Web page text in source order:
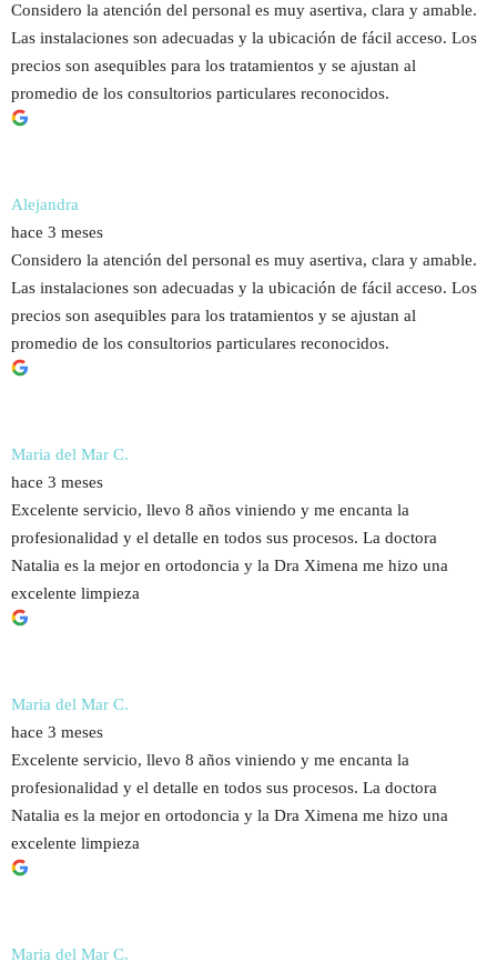
Considero la atención del personal es muy asertiva, clara y amable.
Las instalaciones son adecuadas y la ubicación de fácil acceso. Los
precios son asequibles para los tratamientos y se ajustan al
promedio de los consultorios particulares reconocidos.
Alejandra
hace 3 meses
Considero la atención del personal es muy asertiva, clara y amable.
Las instalaciones son adecuadas y la ubicación de fácil acceso. Los
precios son asequibles para los tratamientos y se ajustan al
promedio de los consultorios particulares reconocidos.
Maria del Mar C.
hace 3 meses
Excelente servicio, llevo 8 años viniendo y me encanta la
profesionalidad y el detalle en todos sus procesos. La doctora
Natalia es la mejor en ortodoncia y la Dra Ximena me hizo una
excelente limpieza
Maria del Mar C.
hace 3 meses
Excelente servicio, llevo 8 años viniendo y me encanta la
profesionalidad y el detalle en todos sus procesos. La doctora
Natalia es la mejor en ortodoncia y la Dra Ximena me hizo una
excelente limpieza
Maria del Mar C.